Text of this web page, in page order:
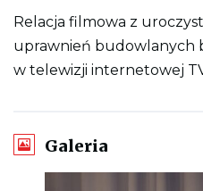
Relacja filmowa z
uprawnień budowlanych
w telewizji internetowej
Galeria